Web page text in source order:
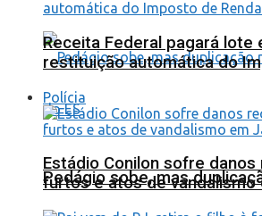
Pedágio sobe, mas
Receita Federal pagará lote
restituição automática do
Polícia
Estádio Conilon sofre
furtos e atos de vandalismo